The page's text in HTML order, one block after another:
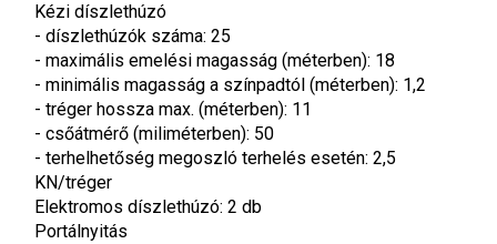
Kézi díszlethúzó
- díszlethúzók száma: 25
- maximális emelési magasság (méterben): 18
- minimális magasság a színpadtól (méterben): 1,2
- tréger hossza max. (méterben): 11
- csőátmérő (miliméterben): 50
- terhelhetőség megoszló terhelés esetén: 2,5
KN/tréger
Elektromos díszlethúzó: 2 db
Portálnyitás